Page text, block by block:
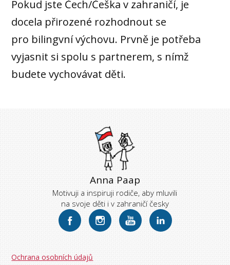
Pokud jste Čech/Češka v zahraničí, je
docela přirozené rozhodnout se
pro bilingvní výchovu. Prvně je potřeba
vyjasnit si spolu s partnerem, s nímž
budete vychovávat děti.
Anna Paap
Motivuji a inspiruji rodiče, aby mluvili
na svoje děti i v zahraničí česky
Ochrana osobních údajů